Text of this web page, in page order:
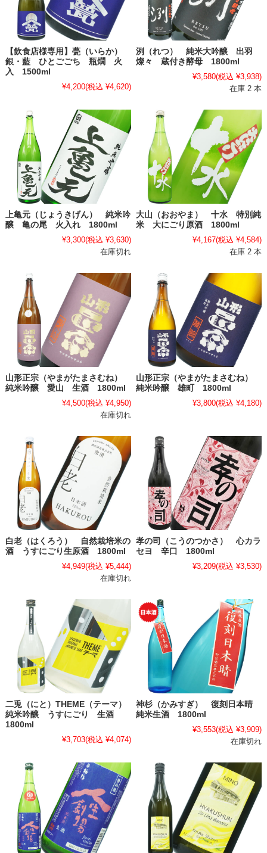
【飲食店様専用】甍（いらか）
銀・藍 ひとごごち 瓶燗 火
入 1500ml
¥4,200(税込 ¥4,620)
洌（れつ） 純米大吟醸 出羽
燦々 蔵付き酵母 1800ml
¥3,580(税込 ¥3,938)
在庫 2 本
上亀元（じょうきげん） 純米吟
醸 亀の尾 火入れ 1800ml
¥3,300(税込 ¥3,630)
在庫切れ
大山（おおやま） 十水 特別純
米 大にごり原酒 1800ml
¥4,167(税込 ¥4,584)
在庫 2 本
山形正宗（やまがたまさむね）
純米吟醸 愛山 生酒 1800ml
¥4,500(税込 ¥4,950)
在庫切れ
山形正宗（やまがたまさむね）
純米吟醸 雄町 1800ml
¥3,800(税込 ¥4,180)
白老（はくろう） 自然栽培米の
酒 うすにごり生原酒 1800ml
¥4,949(税込 ¥5,444)
在庫切れ
孝の司（こうのつかさ） 心カラ
セヨ 辛口 1800ml
¥3,209(税込 ¥3,530)
二兎（にと）THEME（テーマ）
純米吟醸 うすにごり 生酒
1800ml
¥3,703(税込 ¥4,074)
神杉（かみすぎ） 復刻日本晴
純米生酒 1800ml
¥3,553(税込 ¥3,909)
在庫切れ